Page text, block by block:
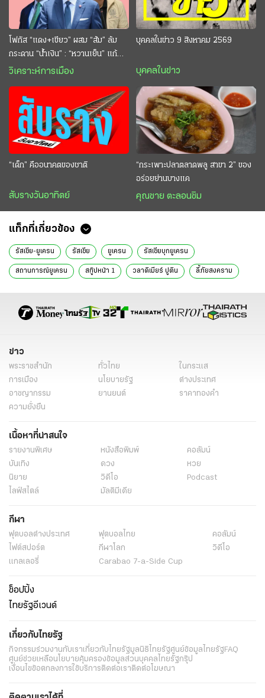
โฟกัส “แดง+เขียว” ผสม “ส้ม” ล้ม
กระดาน “นํ้าเงิน” : “หวานเย็น” แก้
กระหาย “อนุทิน” ดักตีกินสบาย
วิเคราะห์การเมือง
บุคคลในข่าว 9 สิงหาคม 2569
บุคคลในข่าว
“เด็ก” คืออนาคตของชาติ
สับรางวันอาทิตย์
“กระเพาะปลาตลาดพลู สาขา 2” ของ
อร่อยย่านบางแค
คุณชาย ตะลอนชิม
แท็กที่เกี่ยวข้อง
รัสเซีย-ยูเครน รัสเซีย ยูเครน รัสเซียบุกยูเครน
สถานการณ์ยูเครน สกู๊ปหน้า 1 วลาดิเมียร์ ปูติน ลี้ภัยสงคราม
ข่าว
พระราชสำนัก ทั่วไทย
ในกระแส
การเมือง
นโยบายรัฐ
ต่างประเทศ
อาชญากรรม
ยานยนต์
ราคาทองคำ
ความยั่งยืน
เนื้อหาที่น่าสนใจ
รายงานพิเศษ หนังสือพิมพ์
คอลัมน์
บันเทิง
ดวง
หวย
นิยาย
วิดีโอ
Podcast
ไลฟ์สไตล์
มัลติมีเดีย
กีฬา
ฟุตบอลต่่างประเทศ ฟุตบอลไทย
คอลัมน์
ไฟต์สปอร์ต
กีฬาโลก
วิดีโอ
แกลเลอรี่
Carabao 7-a-Side Cup
ช็อปปิ้ง
ไทยรัฐอีเวนต์
เกี่ยวกับไทยรัฐ
กิจกรรมร่วมงานกับเราเกี่ยวกับไทยรัฐมูลนิธิไทยรัฐศูนย์ข้อมูลไทยรัฐFAQ
ศูนย์ช่วยเหลือนโยบายคุ้มครองข้อมูลส่วนบุคคลไทยรัฐกรุ๊ป
เงื่อนไขข้อตกลงการใช้บริการติดต่อเราติดต่อโฆษณา